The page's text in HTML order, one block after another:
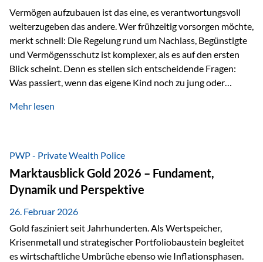
besteuert.
Vermögen aufzubauen ist das eine, es verantwortungsvoll
weiterzugeben das andere. Wer frühzeitig vorsorgen möchte,
merkt schnell: Die Regelung rund um Nachlass, Begünstigte
und Vermögensschutz ist komplexer, als es auf den ersten
Blick scheint. Denn es stellen sich entscheidende Fragen:
Was passiert, wenn das eigene Kind noch zu jung oder
verwalten? Wie kann verhindert werden, dass Ex-Partner,
unbürokratisch übertragen, ohne ausschließlich auf ein
Testament angewiesen zu sein? Wenn klassische Lösungen
nicht ausreichen Traditionelle Nachlassregelungen stoßen
oft…
Mehr lesen
PWP - Private Wealth Police
Marktausblick Gold 2026 – Fundament,
Dynamik und Perspektive
26. Februar 2026
Gold fasziniert seit Jahrhunderten. Als Wertspeicher,
Krisenmetall und strategischer Portfoliobaustein begleitet
es wirtschaftliche Umbrüche ebenso wie Inflationsphasen.